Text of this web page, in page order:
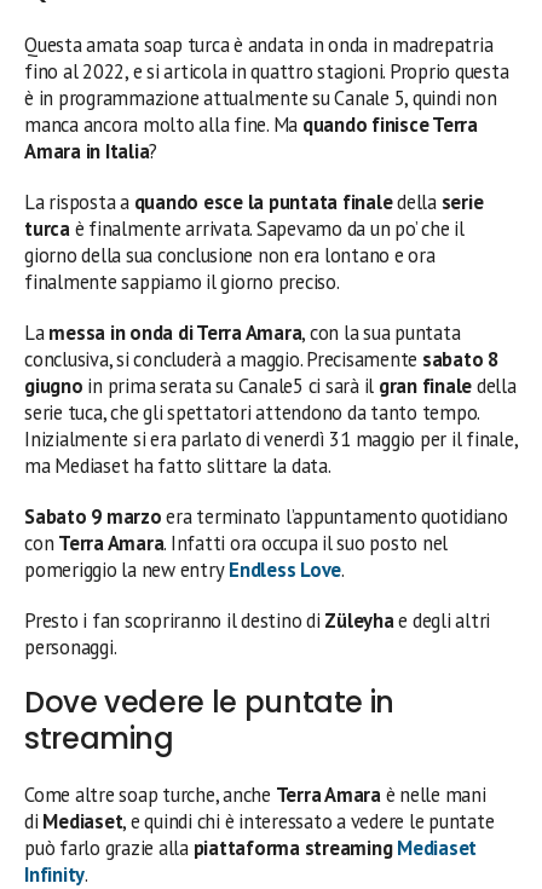
Questa amata soap turca è andata in onda in madrepatria
fino al 2022, e si articola in quattro stagioni. Proprio questa
è in programmazione attualmente su Canale 5, quindi non
manca ancora molto alla fine. Ma quando finisce Terra
Amara in Italia?
La risposta a quando esce la puntata finaledella serie
turcaè finalmente arrivata. Sapevamo da un po’ che il
giorno della sua conclusione non era lontano e ora
finalmente sappiamo il giorno preciso.
Lamessa in onda di Terra Amara, con la sua puntata
conclusiva, si concluderà a maggio. Precisamente sabato 8
giugno in prima serata su Canale5 ci sarà il gran finaledella
serie tuca, che gli spettatori attendono da tanto tempo.
Inizialmente si era parlato di venerdì 31 maggio per il finale,
ma Mediaset ha fatto slittare la data.
Sabato 9 marzoera terminato l’appuntamento quotidiano
con Terra Amara. Infatti ora occupa il suo posto nel
pomeriggio la new entry Endless Love.
Presto i fan scopriranno il destino di Züleyhae degli altri
personaggi.
Dove vedere le puntate in
streaming
Come altre soap turche, anche Terra Amaraè nelle mani
di Mediaset, e quindi chi è interessato a vedere le puntate
può farlo grazie alla piattaforma streamingMediaset
Infinity.